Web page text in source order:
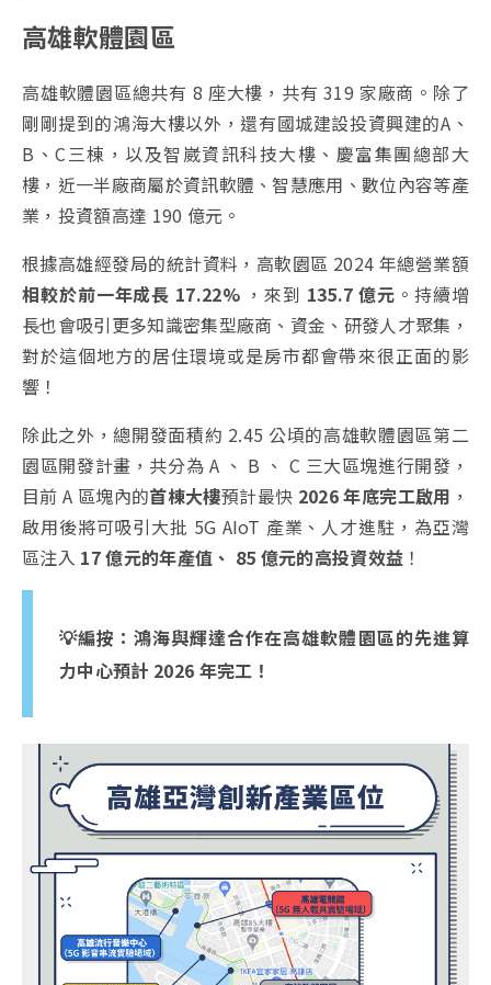
高雄軟體園區
高雄軟體園區總共有 8 座大樓，共有 319 家廠商。除了
剛剛提到的鴻海大樓以外，還有國城建設投資興建的A、
B、C三棟，以及智崴資訊科技大樓、慶富集團總部大
樓，近一半廠商屬於資訊軟體、智慧應用、數位內容等產
業，投資額高達 190 億元。
根據高雄經發局的統計資料，高軟園區 2024 年總營業額
相較於前一年成長 17.22% ，來到 135.7 億元 。持續增
長也會吸引更多知識密集型廠商、資金、研發人才聚集，
對於這個地方的居住環境或是房市都會帶來很正面的影
響！
除此之外，總開發面積約 2.45 公頃的高雄軟體園區第二
園區開發計畫，共分為 A 、 B 、 C 三大區塊進行開發，
目前 A 區塊內的首棟大樓預計最快 2026 年底完工啟用 ，
啟用後將可吸引大批 5G AIoT 產業、人才進駐，為亞灣
區注入 17 億元的年產值、 85 億元的高投資效益 ！
💡編按：鴻海與輝達合作在高雄軟體園區的先進算
力中心預計 2026 年完工！